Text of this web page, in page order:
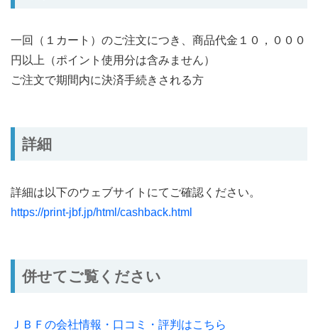
一回（１カート）のご注文につき、商品代金１０，０００
円以上（ポイント使用分は含みません）
ご注文で期間内に決済手続きされる方
詳細
詳細は以下のウェブサイトにてご確認ください。
https://print-jbf.jp/html/cashback.html
併せてご覧ください
ＪＢＦの会社情報・口コミ・評判はこちら